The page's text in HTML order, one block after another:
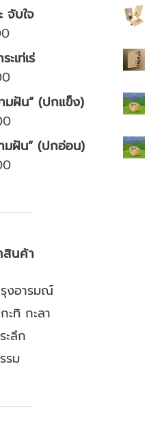
จับใจ
ะเท่เร่
มฝัน” (ปกแข็ง)
มฝัน” (ปกอ่อน)
สินค้า
งอารมณ์
ทิ กะลา
ะลึก
รม